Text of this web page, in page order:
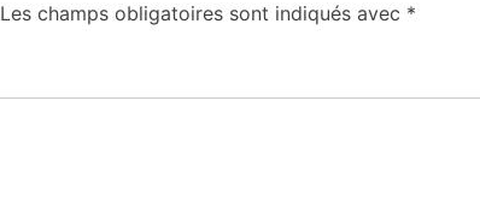
Les champs obligatoires sont indiqués avec *